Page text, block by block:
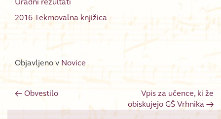
2016 Tekmovalna knjižica
Objavljeno v Novice
Post navigation
← Obvestilo
Vpis za učence, ki že
obiskujejo GŠ Vrhnika →